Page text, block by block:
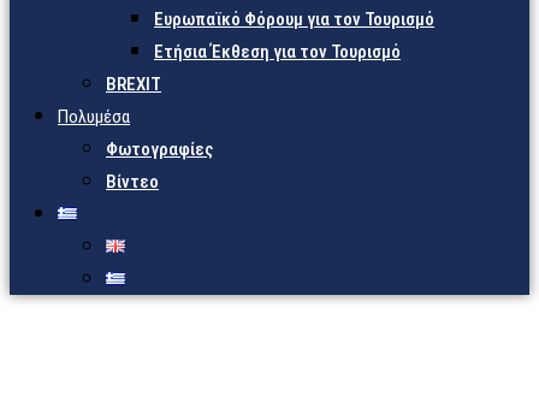
Ευρωπαϊκό Φόρουμ για τον Τουρισμό
Ετήσια Έκθεση για τον Τουρισμό
BREXIT
Πολυμέσα
Φωτογραφίες
Βίντεο